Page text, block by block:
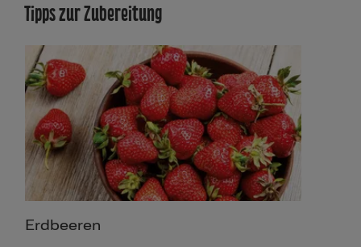
Tipps zur Zubereitung
Erdbeeren